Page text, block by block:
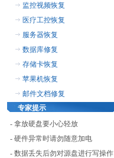
监控视频恢复
医疗工控恢复
服务器恢复
数据库修复
存储卡恢复
苹果机恢复
邮件文档修复
专家提示
- 拿放硬盘要小心轻放
- 硬件异常时请勿随意加电
- 数据丢失后勿对源盘进行写操作